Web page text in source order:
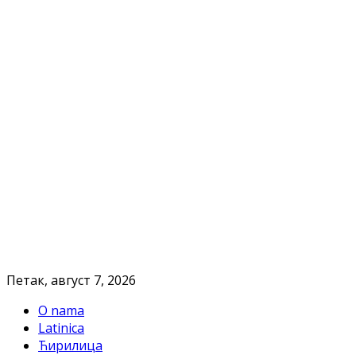
Петак, август 7, 2026
O nama
Latinica
Ћирилица